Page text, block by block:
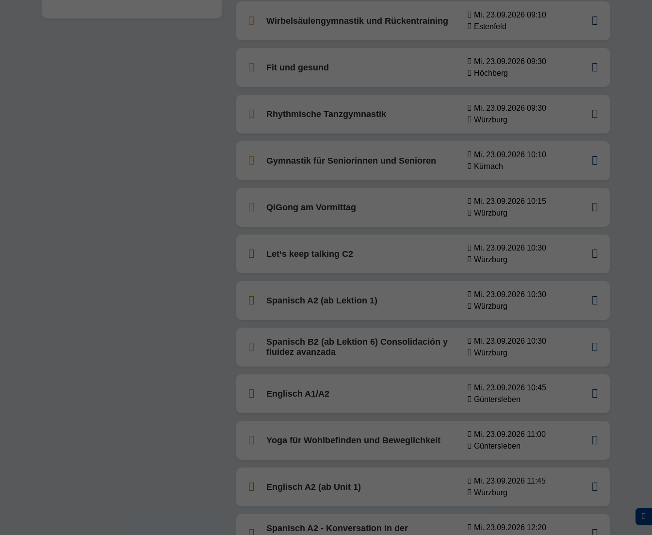
Wirbelsäulengymnastik und Rückentraining
Mi. 23.09.2026 09:10
Estenfeld
Fit und gesund
Mi. 23.09.2026 09:30
Höchberg
Rhythmische Tanzgymnastik
Mi. 23.09.2026 09:30
Würzburg
Gymnastik für Seniorinnen und Senioren
Mi. 23.09.2026 10:10
Kürnach
QiGong am Vormittag
Mi. 23.09.2026 10:15
Würzburg
Let‘s keep talking C2
Mi. 23.09.2026 10:30
Würzburg
Spanisch A2 (ab Lektion 1)
Mi. 23.09.2026 10:30
Würzburg
Spanisch B2 (ab Lektion 6) Consolidación y
fluidez avanzada
Mi. 23.09.2026 10:30
Würzburg
Englisch A1/A2
Mi. 23.09.2026 10:45
Güntersleben
Yoga für Wohlbefinden und Beweglichkeit
Mi. 23.09.2026 11:00
Güntersleben
Englisch A2 (ab Unit 1)
Mi. 23.09.2026 11:45
Würzburg
Spanisch A2 - Konversation in der
Mi. 23.09.2026 12:20